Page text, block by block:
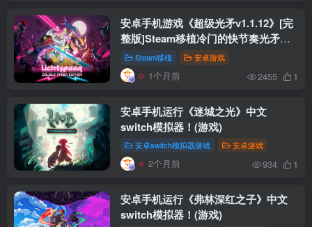
安卓手机游戏《超级光矛v1.1.12》[完
整版]Steam移植冷门的快节奏光矛投
掷模拟游戏！
Steam移植 安卓游戏
1个月前 2455 1
安卓手机运行《迷城之光》中文
switch模拟器！(游戏)
安卓switch模拟器游戏 安卓游戏
2个月前 934 1
安卓手机运行《弗林深红之子》中文
switch模拟器！(游戏)